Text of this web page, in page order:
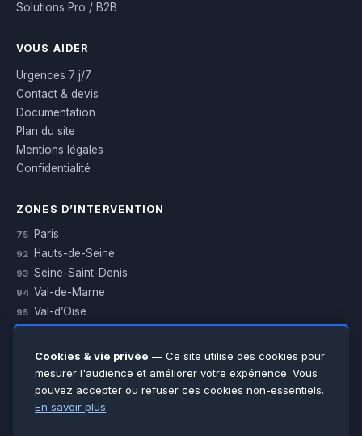
Solutions Pro / B2B
VOUS AIDER
Urgences 7 j/7
Contact & devis
Documentation
Plan du site
Mentions légales
Confidentialité
ZONES D’INTERVENTION
75 Paris
92 Hauts-de-Seine
93 Seine-Saint-Denis
94 Val-de-Marne
95 Val-d’Oise
Essonne
Seine-et-Marne
Voir toutes les villes →
Cookies & vie privée — Ce site utilise des cookies pour
mesurer l'audience et améliorer votre expérience. Vous
pouvez accepter ou refuser ces cookies non-essentiels.
En savoir plus.